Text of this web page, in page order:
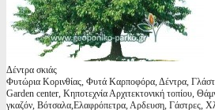
Δέντρα σκιάς
Φυτώρια Κορινθίας, Φυτά Καρποφόρα, Δέντρα,
Garden center, Κηποτεχνία Αρχιτεκτονική τοπίου,
γκαζόν, Βότσαλα,Ελαφρόπετρα, Αρδευση, Γάστρες,